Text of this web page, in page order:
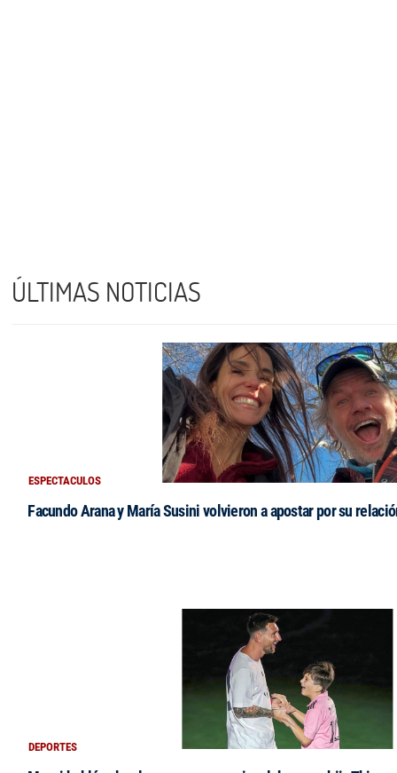
ÚLTIMAS NOTICIAS
ESPECTACULOS
Facundo Arana y María Susini volvieron a apostar por su
DEPORTES